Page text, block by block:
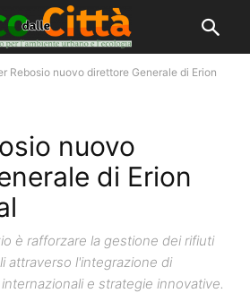
Rebosio nuovo direttore Generale di Erion
nuovo
di Erion
è rafforzare la gestione dei rifiuti
attraverso l'integrazione di
e strategie innovative.